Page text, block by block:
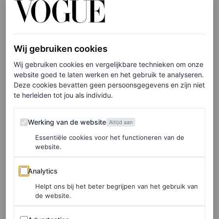
aan om een meetlint te gebruiken en goed je
lichaamsmaten te leren kennen.”
Cherie Balch, oprichter van Shrimpton Couture, voegt
daar aan toe: “Je hoeft je stijl niet radicaal te veranderen
om vintage in je leven te roepen. Zoek gewoon naar
houdt, ongeacht wanneer het is gemaakt.”
2. Wees specifiek
De online wereld is oneindig. Ons advies? Ga op zoek
naar iets specifieks. Het is niet te voorspellen wat je
tegenkomt, maar het is beter om alvast iets in gedachten
Wij gebruiken cookies
Wij gebruiken cookies en vergelijkbare technieken om onze
website goed te laten werken en het gebruik te analyseren.
Deze cookies bevatten geen persoonsgegevens en zijn niet
te herleiden tot jou als individu.
Werking van de website
Werking van de website Altijd aan
Essentiële cookies voor het functioneren van de
website.
Analytics
Analytics
Helpt ons bij het beter begrijpen van het gebruik van
de website.
Advertenties